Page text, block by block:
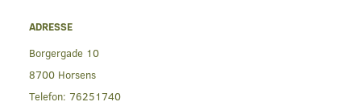
ADRESSE
Borgergade 10
8700 Horsens
Telefon: 76251740